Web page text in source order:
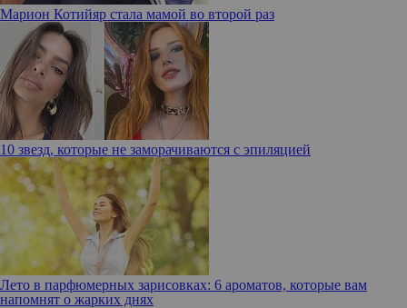
Марион Котийяр стала мамой во второй раз
10 звезд, которые не заморачиваются с эпиляцией
Лето в парфюмерных зарисовках: 6 ароматов, которые вам
напомнят о жарких днях